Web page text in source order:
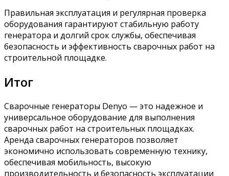
Правильная эксплуатация и регулярная проверка
оборудования гарантируют стабильную работу
генератора и долгий срок службы, обеспечивая
безопасность и эффективность сварочных работ на
строительной площадке.
Итог
Сварочные генераторы Denyo — это надежное и
универсальное оборудование для выполнения
сварочных работ на строительных площадках.
Аренда сварочных генераторов позволяет
экономично использовать современную технику,
обеспечивая мобильность, высокую
производительность и безопасность эксплуатации